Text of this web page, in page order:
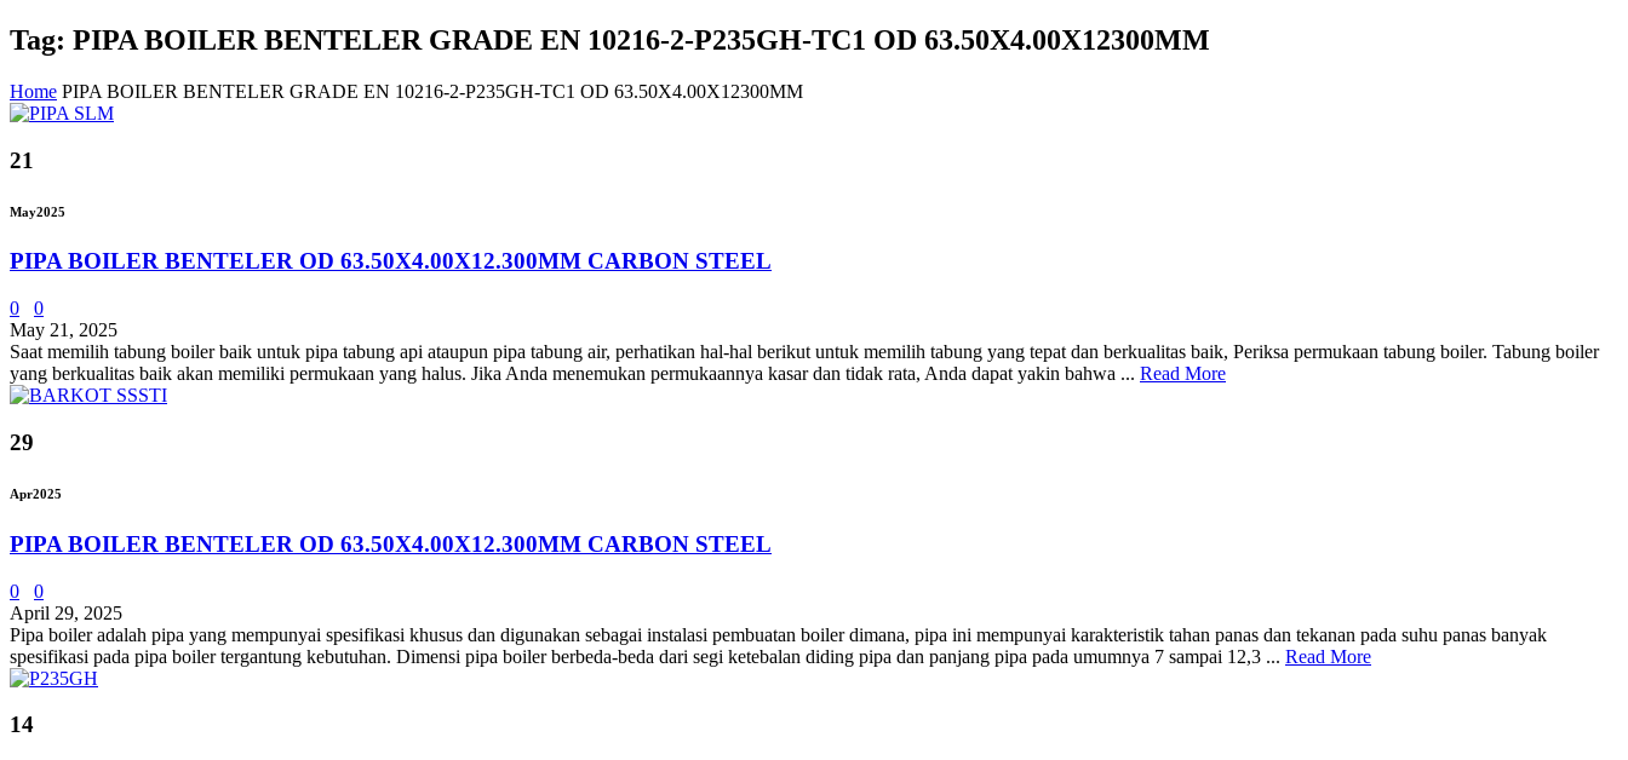
Tag: PIPA BOILER BENTELER GRADE EN 10216-2-P235GH-TC1 OD 63.50X4.00X12300MM
Home PIPA BOILER BENTELER GRADE EN 10216-2-P235GH-TC1 OD 63.50X4.00X12300MM
21
May2025
PIPA BOILER BENTELER OD 63.50X4.00X12.300MM CARBON STEEL
0
0
May 21, 2025
Saat memilih tabung boiler baik untuk pipa tabung api ataupun pipa tabung air, perhatikan hal-hal berikut untuk memilih tabung yang tepat dan berkualitas baik, Periksa permukaan tabung boiler. Tabung boiler
yang berkualitas baik akan memiliki permukaan yang halus. Jika Anda menemukan permukaannya kasar dan tidak rata, Anda dapat yakin bahwa ... Read More
29
Apr2025
PIPA BOILER BENTELER OD 63.50X4.00X12.300MM CARBON STEEL
0
0
April 29, 2025
Pipa boiler adalah pipa yang mempunyai spesifikasi khusus dan digunakan sebagai instalasi pembuatan boiler dimana, pipa ini mempunyai karakteristik tahan panas dan tekanan pada suhu panas banyak
spesifikasi pada pipa boiler tergantung kebutuhan. Dimensi pipa boiler berbeda-beda dari segi ketebalan diding pipa dan panjang pipa pada umumnya 7 sampai 12,3 ... Read More
14